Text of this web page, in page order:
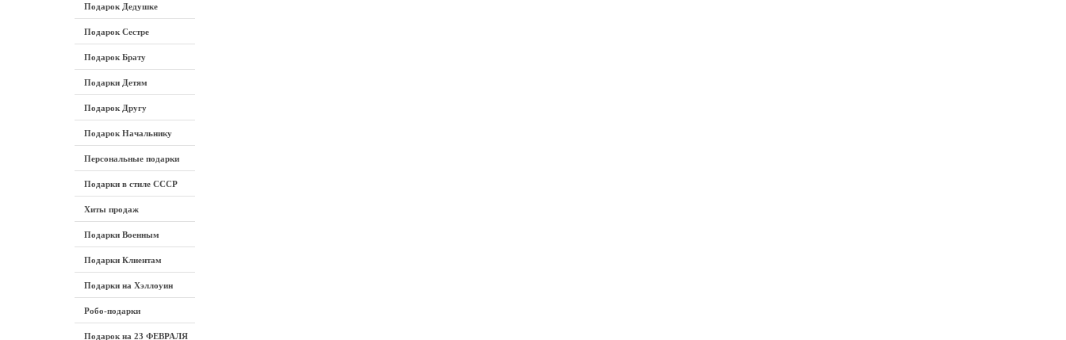
Подарок Дедушке
Подарок Сестре
Подарок Брату
Подарки Детям
Подарок Другу
Подарок Начальнику
Персональные подарки
Подарки в стиле СССР
Хиты продаж
Подарки Военным
Подарки Клиентам
Подарки на Хэллоуин
Робо-подарки
Подарок на 23 ФЕВРАЛЯ